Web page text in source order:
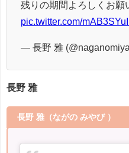
残りの期間よろしくお願
pic.twitter.com/
— 長野 雅
長野 雅
長野 雅 （ながの みやび ）